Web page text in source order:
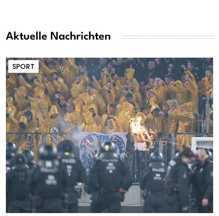
Aktuelle Nachrichten
SPORT